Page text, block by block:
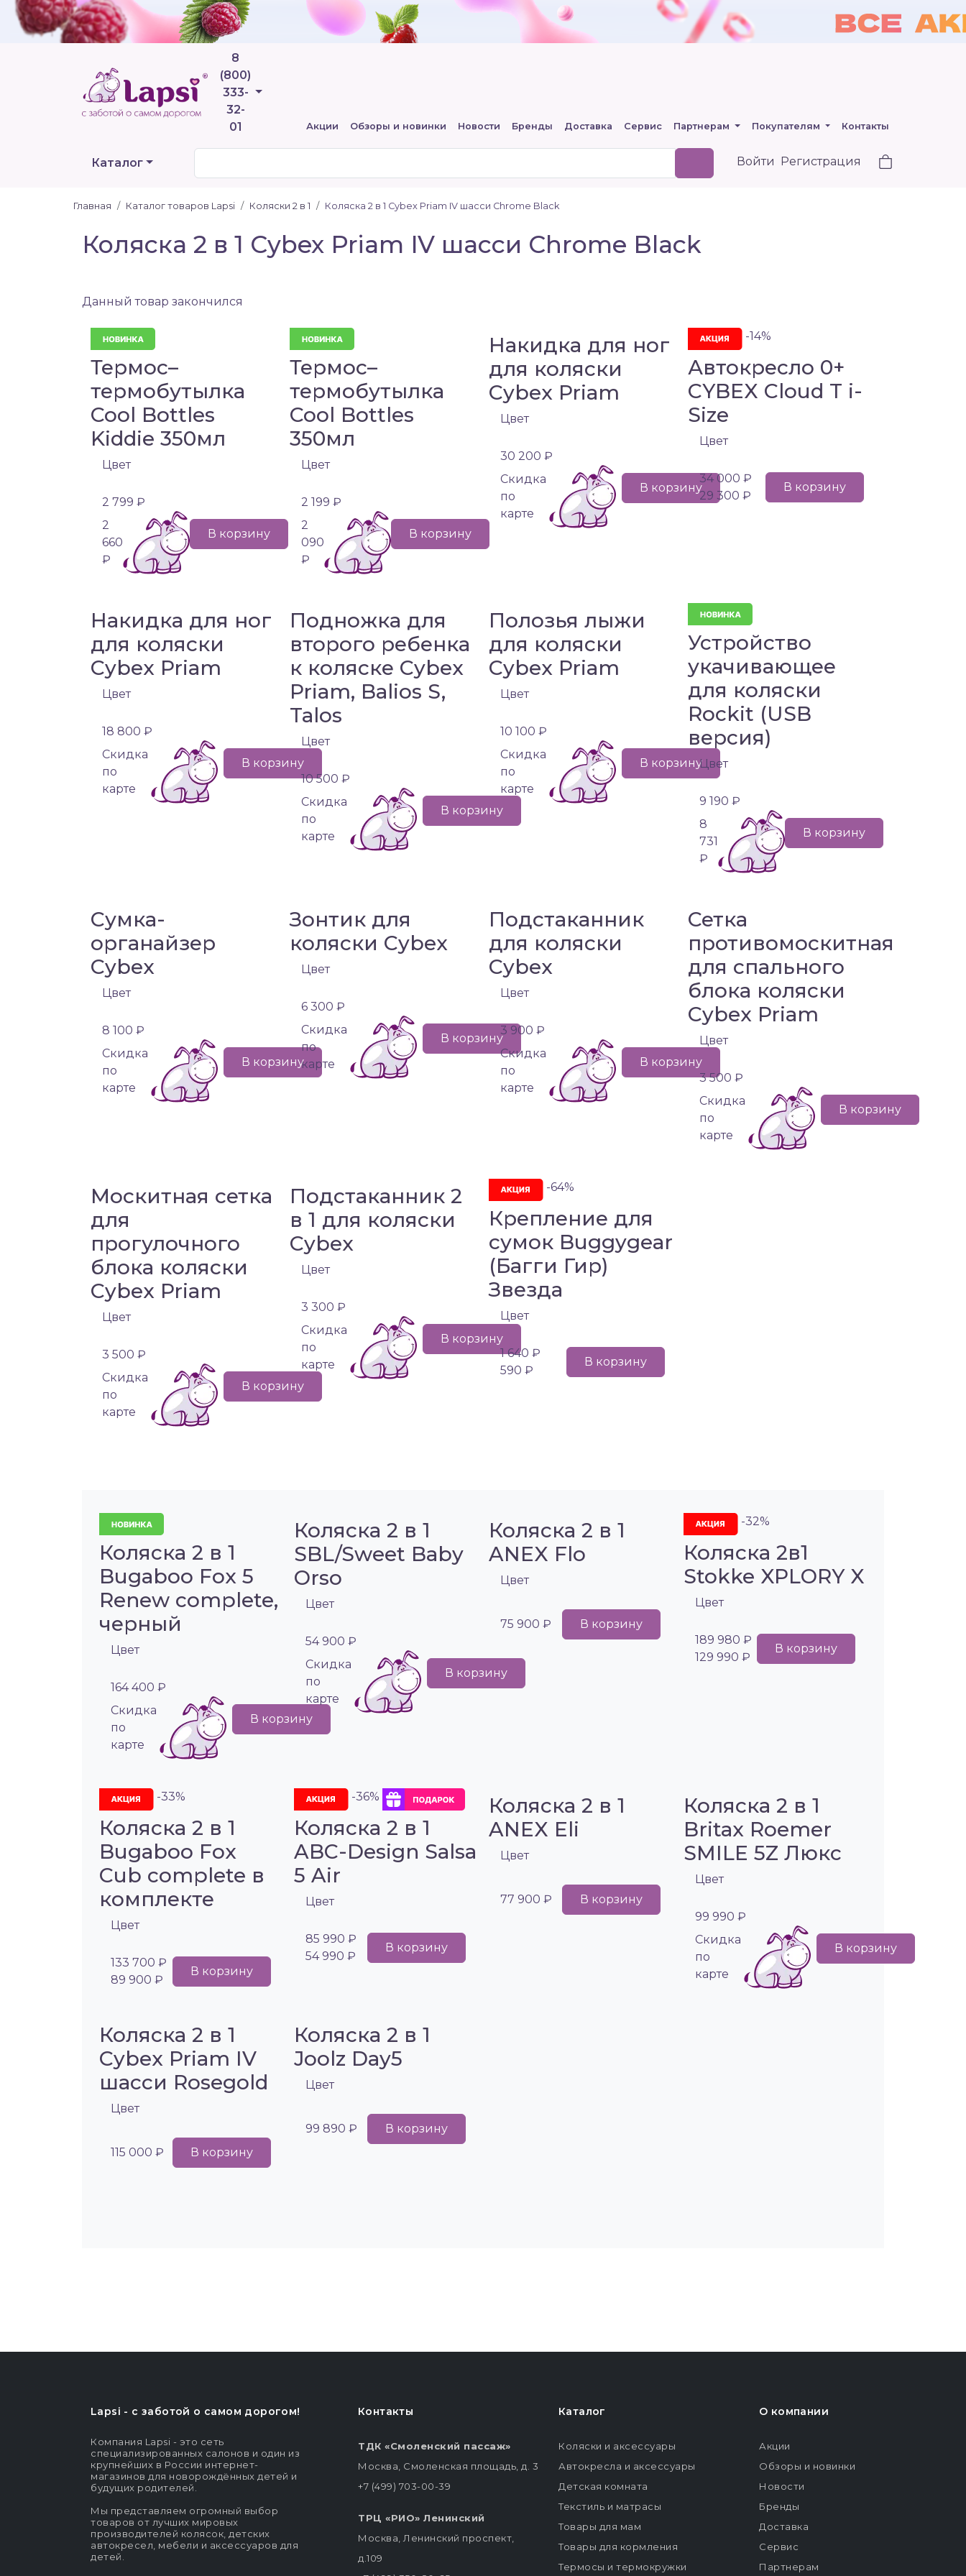
8
(800)
333-
32-
01
Телефоны
Акции Обзоры и новинки Новости Бренды Доставка Сервис Партнерам Покупателям Контакты
Каталог Войти Регистрация
Главная Каталог товаров Lapsi Коляски 2 в 1 Коляска 2 в 1 Cybex Priam IV шасси Chrome Black
Коляска 2 в 1 Cybex Priam IV шасси Chrome Black
Данный товар закончился
Термос–
термобутылка
Cool Bottles
Kiddie 350мл
Цвет
2 799 ₽
2
660
₽
В корзину
Термос–
термобутылка
Cool Bottles
350мл
Цвет
2 199 ₽
2
090
₽
В корзину
Накидка для ног
для коляски
Cybex Priam
Цвет
30 200 ₽
Cкидка
по
карте
В корзину
-14%
Автокресло 0+
CYBEX Cloud T i-
Size
Цвет
34 000 ₽
29 300 ₽
В корзину
Накидка для ног
для коляски
Cybex Priam
Цвет
18 800 ₽
Cкидка
по
карте
В корзину
Подножка для
второго ребенка
к коляске Cybex
Priam, Balios S,
Talos
Цвет
10 500 ₽
Cкидка
по
карте
В корзину
Полозья лыжи
для коляски
Cybex Priam
Цвет
10 100 ₽
Cкидка
по
карте
В корзину
Устройство
укачивающее
для коляски
Rockit (USB
версия)
Цвет
9 190 ₽
8
731
₽
В корзину
Сумка-
органайзер
Cybex
Цвет
8 100 ₽
Cкидка
по
карте
В корзину
Зонтик для
коляски Cybex
Цвет
6 300 ₽
Cкидка
по
карте
В корзину
Подстаканник
для коляски
Cybex
Цвет
3 900 ₽
Cкидка
по
карте
В корзину
Сетка
противомоскитная
для спального
блока коляски
Cybex Priam
Цвет
3 500 ₽
Cкидка
по
карте
В корзину
Москитная сетка
для
прогулочного
блока коляски
Cybex Priam
Цвет
3 500 ₽
Cкидка
по
карте
В корзину
Подстаканник 2
в 1 для коляски
Cybex
Цвет
3 300 ₽
Cкидка
по
карте
В корзину
-64%
Крепление для
сумок Buggygear
(Багги Гир)
Звезда
Цвет
1 640 ₽
590 ₽
В корзину
Коляска 2 в 1
Bugaboo Fox 5
Renew complete,
черный
Цвет
164 400 ₽
Cкидка
по
карте
В корзину
Коляска 2 в 1
SBL/Sweet Baby
Orso
Цвет
54 900 ₽
Cкидка
по
карте
В корзину
Коляска 2 в 1
ANEX Flo
Цвет
75 900 ₽ В корзину
-32%
Коляска 2в1
Stokke XPLORY X
Цвет
189 980 ₽
129 990 ₽
В корзину
-33%
Коляска 2 в 1
Bugaboo Fox
Cub complete в
комплекте
Цвет
133 700 ₽
89 900 ₽
В корзину
-36%
Коляска 2 в 1
ABC-Design Salsa
5 Air
Цвет
85 990 ₽
54 990 ₽
В корзину
Коляска 2 в 1
ANEX Eli
Цвет
77 900 ₽ В корзину
Коляска 2 в 1
Britax Roemer
SMILE 5Z Люкс
Цвет
99 990 ₽
Cкидка
по
карте
В корзину
Коляска 2 в 1
Cybex Priam IV
шасси Rosegold
Цвет
115 000 ₽ В корзину
Коляска 2 в 1
Joolz Day5
Цвет
99 890 ₽ В корзину
Lapsi - c заботой о самом дорогом!
Компания Lapsi - это сеть
специализированных салонов и один из
крупнейших в России интернет-
магазинов для новорождённых детей и
будущих родителей.
Мы представляем огромный выбор
товаров от лучших мировых
производителей колясок, детских
автокресел, мебели и аксессуаров для
детей.
Контакты
ТДК «Смоленский пассаж»
Москва, Смоленская площадь, д. 3
+7 (499) 703-00-39
ТРЦ «РИО» Ленинский
Москва, Ленинский проспект,
д.109
Каталог
Коляски и аксессуары
Автокресла и аксессуары
Детская комната
Текстиль и матрасы
Товары для мам
Товары для кормления
Термосы и термокружки
О компании
Акции
Обзоры и новинки
Новости
Бренды
Доставка
Сервис
Партнерам